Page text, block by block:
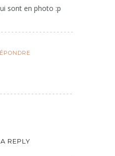
sont en photo :p
REPLY